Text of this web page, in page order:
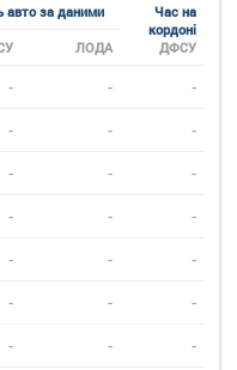
авто за даними
Час на
кордоні
ДФСУ
ЛОДА
- - -
- - -
- - -
- - -
- - -
- - -
- - -